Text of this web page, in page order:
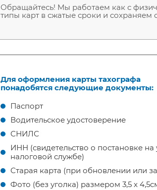
Обращайтесь! Мы работаем как с
типы карт в сжатые сроки и
Для оформления карты тахографа
понадобятся следующие документы:
Паспорт
Водительское удостоверение
СНИЛС
ИНН (свидетельство о постановке на
налоговой службе)
Старая карта (при обновлении или
Фото (без уголка) размером 3,5 х